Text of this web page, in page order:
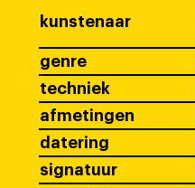
kunstenaar
genre
techniek
afmetingen
datering
signatuur